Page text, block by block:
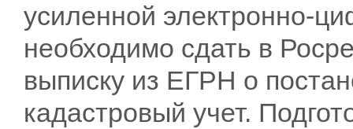
усиленной электронно-
необходимо сдать в
выписку из ЕГРН о
кадастровый учет.